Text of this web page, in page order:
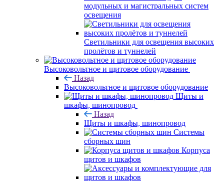
модульных и магистральных систем
освещения
Светильники для освещения высоких
пролётов и туннелей
Высоковольтное и щитовое оборудование
Назад
Высоковольтное и щитовое оборудование
Щиты и
шкафы, шинопровод
Назад
Щиты и шкафы, шинопровод
Системы
сборных шин
Корпуса
щитов и шкафов